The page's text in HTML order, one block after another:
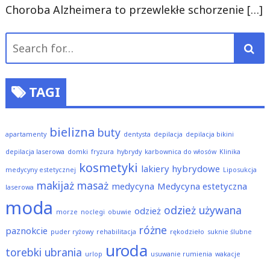
Choroba Alzheimera to przewlekłe schorzenie […]
for:
TAGI
apartamenty bielizna buty dentysta depilacja depilacja bikini
depilacja laserowa domki fryzura hybrydy karbownica do włosów Klinika
medycyny estetycznej kosmetyki lakiery hybrydowe Liposukcja
laserowa makijaż masaż medycyna Medycyna estetyczna
moda morze noclegi obuwie odzież odzież używana
paznokcie puder ryżowy rehabilitacja różne rękodzieło suknie ślubne
torebki ubrania urlop uroda usuwanie rumienia wakacje